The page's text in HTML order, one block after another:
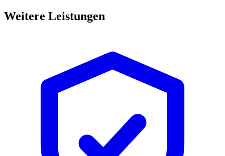
Weitere Leistungen